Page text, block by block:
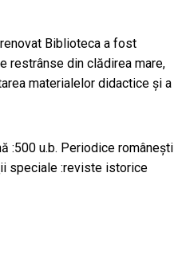
Biblioteca a fost
restrânse din clădirea mare,
materialelor didactice și a
:500 u.b. Periodice româneşti
speciale :reviste istorice